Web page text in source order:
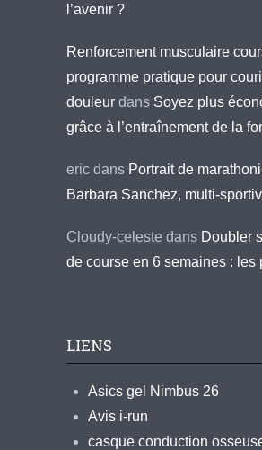
l’avenir ?
Renforcement musculaire
programme pratique pour
douleur dans Soyez plus
grâce à l’entraînement de la
eric dans Portrait de
Barbara Sanchez, multi-
Cloudy-celeste dans Doubler
de course en 6 semaines : les
LIENS
Asics gel Nimbus 26
Avis i-run
casque conduction